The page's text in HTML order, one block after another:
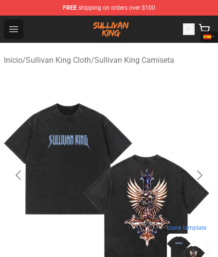
FREE shipping on orders over $100
Open menu
Sullivan King Shop - Official Sullivan King Merchandise
Inicio/Sullivan King Cloth/Sullivan King Camiseta
blank template